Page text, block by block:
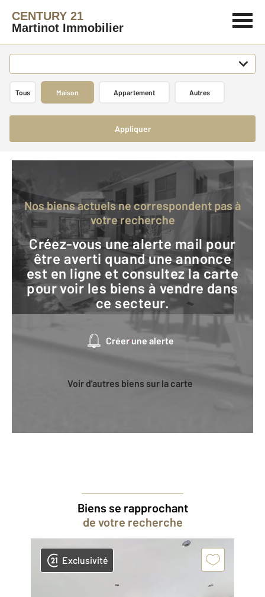
CENTURY 21
Martinot Immobilier
Tous Maison Appartement Autres
Appliquer
Nos biens actuels ne correspondent pas à
votre recherche
Créez-vous une alerte mail pour
être averti quand une annonce
est en ligne et consultez la carte
pour voir les biens à vendre dans
ce secteur.
Créer une alerte
Voir d'autres biens sur la carte
Biens se rapprochant
de votre recherche
Exclusivité